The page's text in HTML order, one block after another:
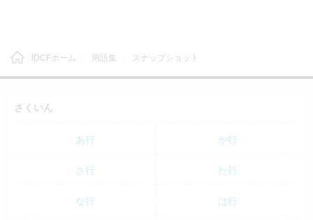
IDCFホーム 用語集 スナップショット
さくいん
あ行 か行
さ行 た行
な行 は行